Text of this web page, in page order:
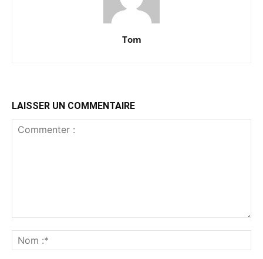
Tom
LAISSER UN COMMENTAIRE